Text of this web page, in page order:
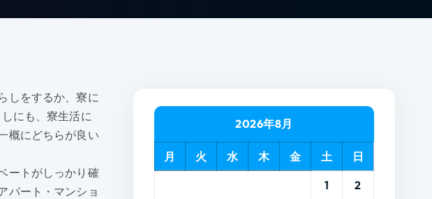
しをするか、寮に
にも、寮生活に
概にどちらが良い
ートがしっかり確
パート・マンショ
2026年8月
月 火 水 木 金 土 日
1 2